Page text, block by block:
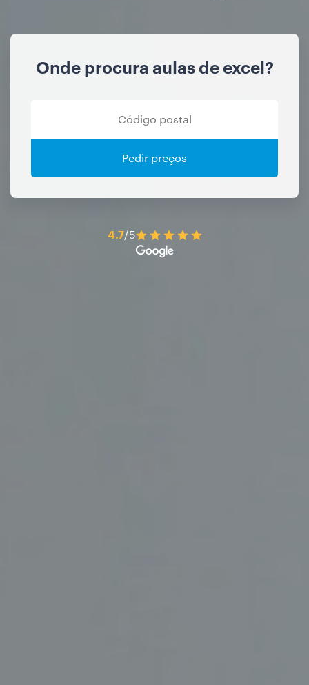
Onde procura aulas de excel?
Pedir preços
4.7/5